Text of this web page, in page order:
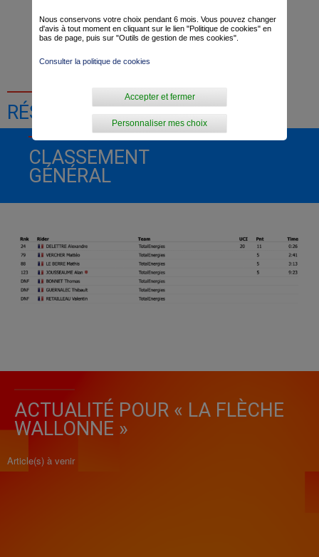
Dominique Arnould Thibaut Macé
RÉSULTATS DE LA COURSE
CLASSEMENT
GÉNÉRAL
ACTUALITÉ POUR « LA FLÈCHE
WALLONNE »
Article(s) à venir
Nous conservons votre choix pendant 6 mois. Vous pouvez changer
d'avis à tout moment en cliquant sur le lien "Politique de cookies" en
bas de page, puis sur "Outils de gestion de mes cookies".
Consulter la politique de cookies
Personnaliser mes choix
Accepter et fermer